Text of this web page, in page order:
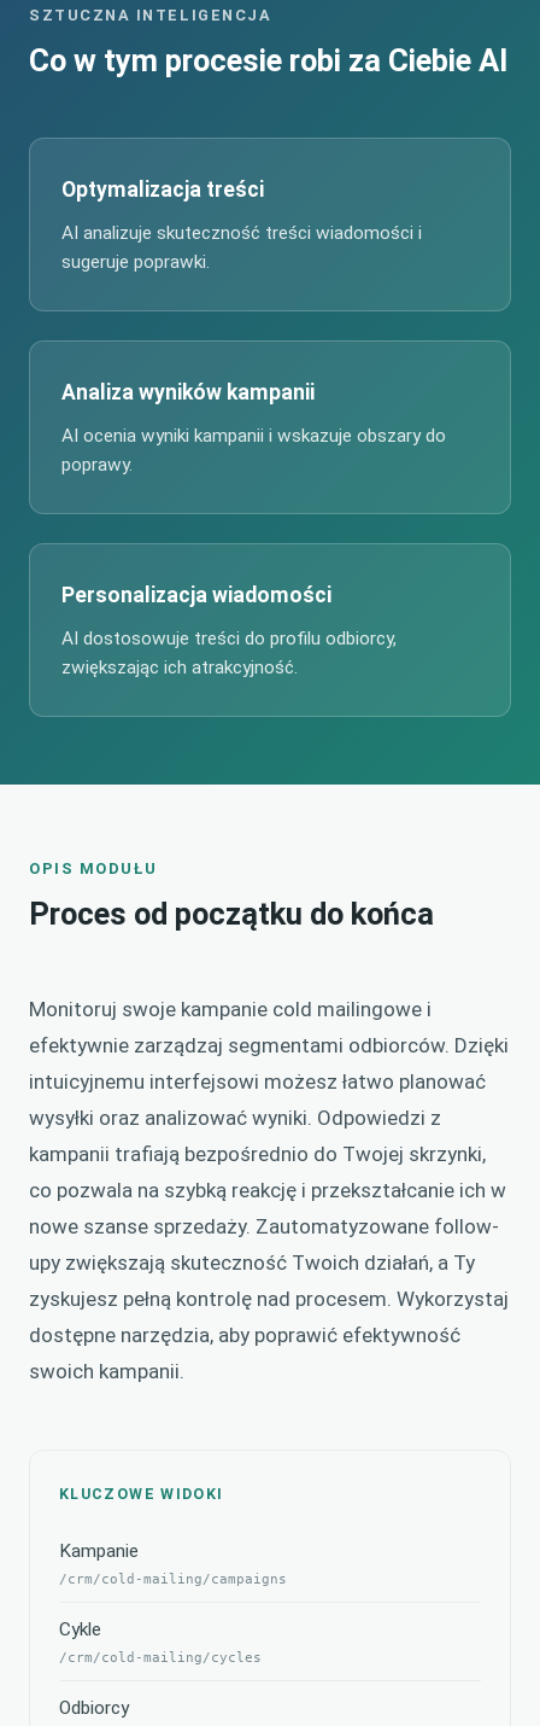
SZTUCZNA INTELIGENCJA
Co w tym procesie robi za Ciebie AI
Optymalizacja treści
AI analizuje skuteczność treści wiadomości i
sugeruje poprawki.
Analiza wyników kampanii
AI ocenia wyniki kampanii i wskazuje obszary do
poprawy.
Personalizacja wiadomości
AI dostosowuje treści do profilu odbiorcy,
zwiększając ich atrakcyjność.
OPIS MODUŁU
Proces od początku do końca
Monitoruj swoje kampanie cold mailingowe i
efektywnie zarządzaj segmentami odbiorców. Dzięki
intuicyjnemu interfejsowi możesz łatwo planować
wysyłki oraz analizować wyniki. Odpowiedzi z
kampanii trafiają bezpośrednio do Twojej skrzynki,
co pozwala na szybką reakcję i przekształcanie ich w
nowe szanse sprzedaży. Zautomatyzowane follow-
upy zwiększają skuteczność Twoich działań, a Ty
zyskujesz pełną kontrolę nad procesem. Wykorzystaj
dostępne narzędzia, aby poprawić efektywność
swoich kampanii.
KLUCZOWE WIDOKI
Kampanie
/crm/cold-mailing/campaigns
Cykle
/crm/cold-mailing/cycles
Odbiorcy